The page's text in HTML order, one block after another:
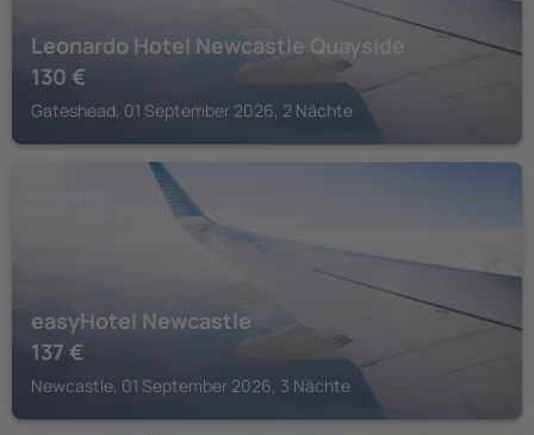
Leonardo Hotel Newcastle Quayside
130 €
Gateshead, 01 September 2026, 2 Nächte
easyHotel Newcastle
137 €
Newcastle, 01 September 2026, 3 Nächte